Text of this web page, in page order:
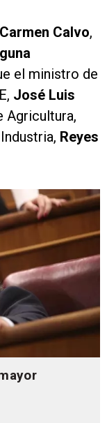
Carmen Calvo,
el ministro de
José Luis
Agricultura,
Reyes